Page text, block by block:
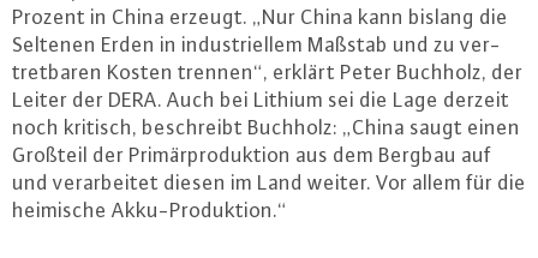
Prozent in China erzeugt. „Nur China kann bislang die
Seltenen Erden in in­dus­tri­el­lem Maßstab und zu ver­
tret­ba­ren Kosten trennen“, erklärt Peter Buchholz, der
Leiter der DERA. Auch bei Lithium sei die Lage derzeit
noch kritisch, be­schreibt Buchholz: „China saugt einen
Großteil der Pri­mär­pro­duk­ti­on aus dem Bergbau auf
und ver­ar­bei­tet diesen im Land weiter. Vor allem für die
heimische Ak­ku-Pro­duk­ti­on.“